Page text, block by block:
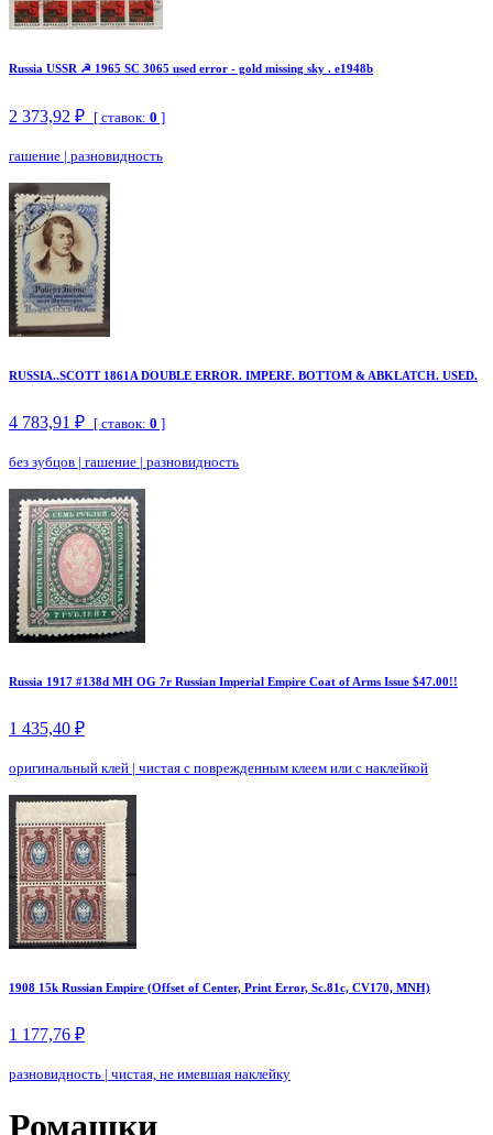
Russia USSR ☭ 1965 SC 3065 used error - gold missing sky . e1948b
2 373,92 ₽ [ ставок: 0 ]
гашение | разновидность
RUSSIA..SCOTT 1861A DOUBLE ERROR. IMPERF. BOTTOM & ABKLATCH. USED.
4 783,91 ₽ [ ставок: 0 ]
без зубцов | гашение | разновидность
Russia 1917 #138d MH OG 7r Russian Imperial Empire Coat of Arms Issue $47.00!!
1 435,40 ₽
оригинальный клей | чистая с поврежденным клеем или с наклейкой
1908 15k Russian Empire (Offset of Center, Print Error, Sc.81c, CV170, MNH)
1 177,76 ₽
разновидность | чистая, не имевшая наклейку
Ромашки